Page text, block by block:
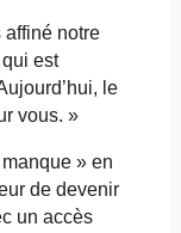
affiné notre
est
le
vous. »
» en
de devenir
un accès